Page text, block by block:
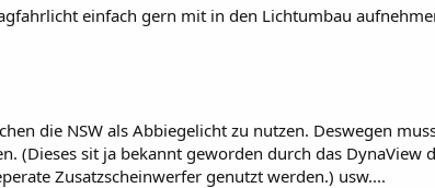
einfach gern mit in den Lichtumbau
die NSW als Abbiegelicht zu nutzen. Deswegen
(Dieses sit ja bekannt geworden durch das DynaView
Zusatzscheinwerfer genutzt werden.) usw....